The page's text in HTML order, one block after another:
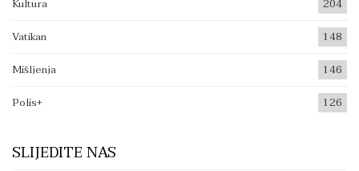
Kultura
204
Vatikan
148
Mišljenja
146
Polis+
126
SLIJEDITE NAS